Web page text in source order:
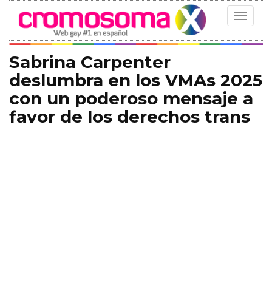
Toggle
Sabrina Carpenter
deslumbra en los VMAs 2025
con un poderoso mensaje a
favor de los derechos trans